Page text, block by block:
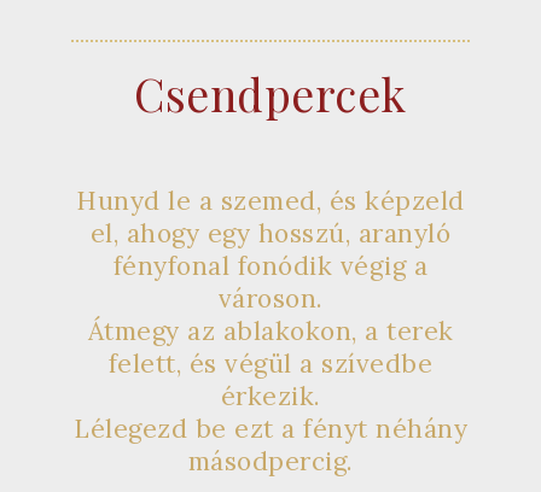
Csendpercek
Hunyd le a szemed, és képzeld
el, ahogy egy hosszú, aranyló
fényfonal fonódik végig a
városon.
Átmegy az ablakokon, a terek
felett, és végül a szívedbe
érkezik.
Lélegezd be ezt a fényt néhány
másodpercig.